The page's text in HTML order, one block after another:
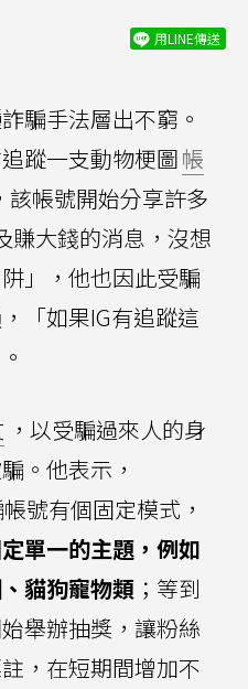
用LINE傳送
騙手法層出不窮。
蹤一支動物梗圖帳
該帳號開始分享許多
賺大錢的消息，沒想
」，他也因此受騙
「如果IG有追蹤這
，以受騙過來人的身
。他表示，
號有個固定模式，
單一的主題，例如
貓狗寵物類 ；等到
舉辦抽獎，讓粉絲
，在短期間增加不